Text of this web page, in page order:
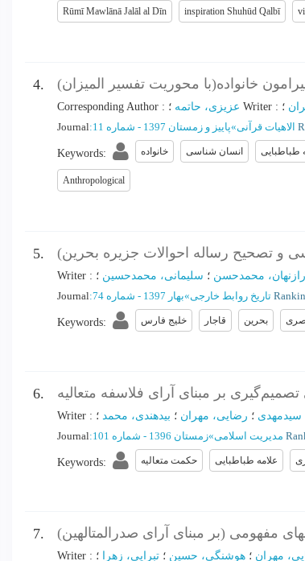
Rūmī Mawlānā Jalāl al Dīn inspiration Shuhūd Qalbī
4. خانواده(با محوریت تفسیر المیزان)
Corresponding Author : عزیزی، حاتمه Writer : ؛
Journal: الاهیات قرآنی»پاییز و زمستان 1397 - شماره 11
Keywords: خانواده انسان شناسی طباطبایی
Anthropological
5. و تصحیح رساله احوالات جزیره بحرین)
Writer : رازنهان، محمدحسن ؛ سلیمانی، محمدحسین ؛
Journal: تاریخ روابط خارجی»بهار 1397 - شماره 74
Keywords: خلیج فارس قاجار بحرین
6. بر مبنای آرای فلاسفه متعالیه
Writer : سیدمهدی ؛ رضایی، مهران ؛ بیدهندی، محمد ؛
Journal: مدیریت اسلامی»زمستان 1396 - شماره 101
Keywords: حکمت متعالیه علامه طباطبایی
7. مفهومی (بر مبنای آرای صدرالمتالهین)
Writer : مهران ؛ هوشنگی، حسین ؛ تبرایی، زهرا
؛